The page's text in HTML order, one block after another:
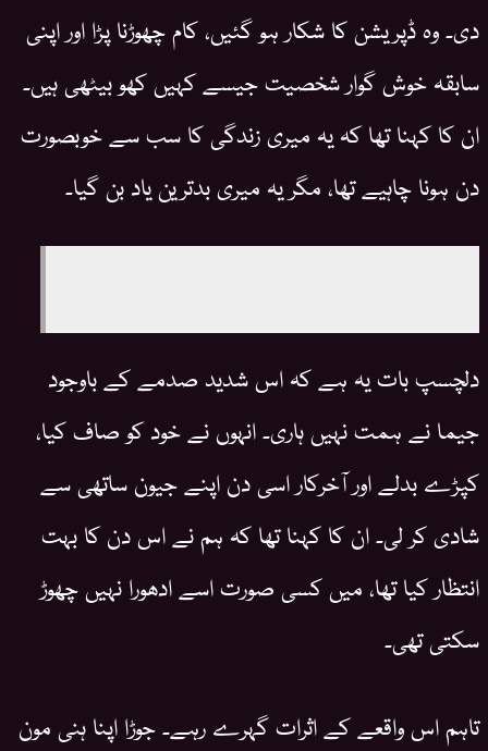
دی۔ وہ ڈپریشن کا شکار ہو گئیں، کام چھوڑنا پڑا اور اپنی
سابقہ خوش گوار شخصیت جیسے کہیں کھو بیٹھی ہیں۔
ان کا کہنا تھا کہ یہ میری زندگی کا سب سے خوبصورت
دن ہونا چاہیے تھا، مگر یہ میری بدترین یاد بن گیا۔
دلچسپ بات یہ ہے کہ اس شدید صدمے کے باوجود
جیما نے ہمت نہیں ہاری۔ انہوں نے خود کو صاف کیا،
کپڑے بدلے اور آخرکار اسی دن اپنے جیون ساتھی سے
شادی کر لی۔ ان کا کہنا تھا کہ ہم نے اس دن کا بہت
انتظار کیا تھا، میں کسی صورت اسے ادھورا نہیں چھوڑ
سکتی تھی۔
تاہم اس واقعے کے اثرات گہرے رہے۔ جوڑا اپنا ہنی مون